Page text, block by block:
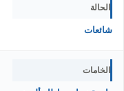
الحالة
شائعات
الخامات